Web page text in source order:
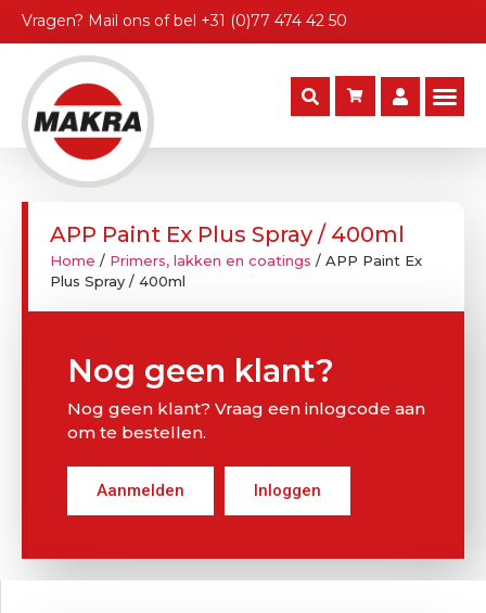
Vragen? Mail ons of bel +31 (0)77 474 42 50
APP Paint Ex Plus Spray / 400ml
Home / Primers, lakken en coatings / APP Paint Ex
Plus Spray / 400ml
Nog geen klant?
Nog geen klant? Vraag een inlogcode aan
om te bestellen.
Aanmelden Inloggen